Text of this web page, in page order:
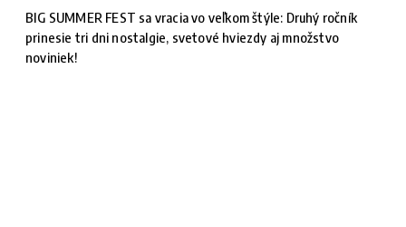
BIG SUMMER FEST sa vracia vo veľkom štýle: Druhý ročník
prinesie tri dni nostalgie, svetové hviezdy aj množstvo
noviniek!